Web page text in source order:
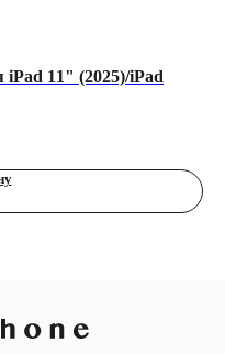
iPad 11" (2025)/iPad